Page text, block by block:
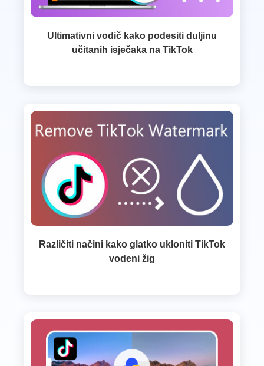
Ultimativni vodič kako podesiti duljinu
učitanih isječaka na TikTok
Različiti načini kako glatko ukloniti TikTok
vodeni žig